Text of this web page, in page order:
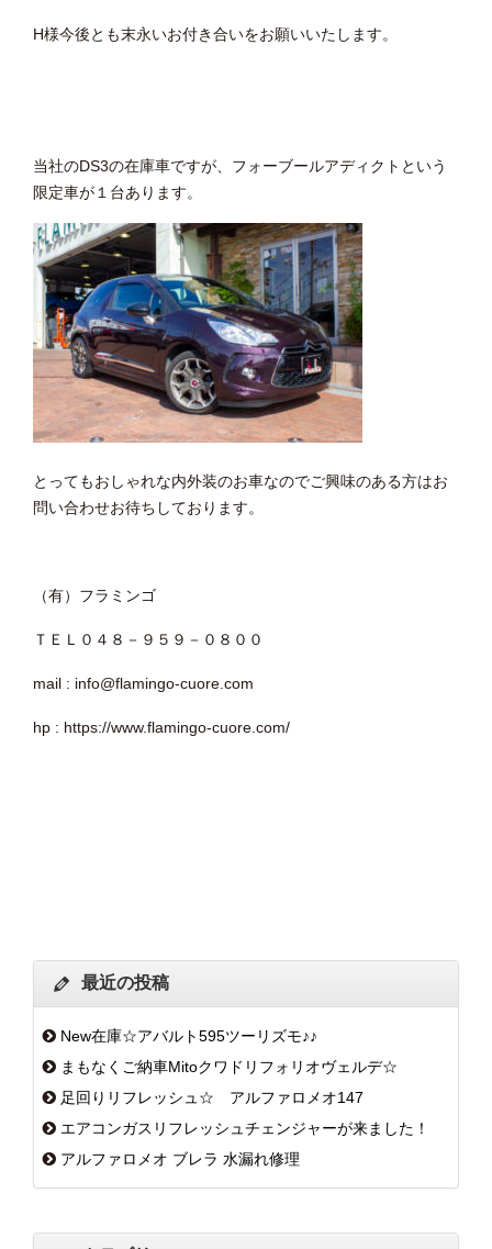
H様今後とも末永いお付き合いをお願いいたします。
当社のDS3の在庫車ですが、フォーブールアディクトという
限定車が１台あります。
とってもおしゃれな内外装のお車なのでご興味のある方はお
問い合わせお待ちしております。
（有）フラミンゴ
ＴＥＬ０４８－９５９－０８００
mail : info@flamingo-cuore.com
hp : https://www.flamingo-cuore.com/
最近の投稿
New在庫☆アバルト595ツーリズモ♪♪
まもなくご納車Mitoクワドリフォリオヴェルデ☆
足回りリフレッシュ☆ アルファロメオ147
エアコンガスリフレッシュチェンジャーが来ました！
アルファロメオ ブレラ 水漏れ修理